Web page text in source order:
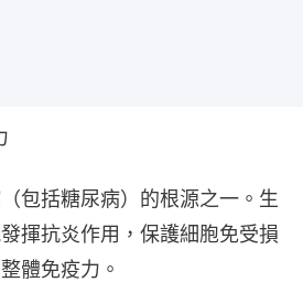
包括糖尿病）的根源之一。生
揮抗炎作用，保護細胞免受損
體免疫力。